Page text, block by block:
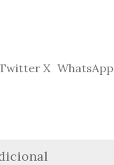
X WhatsApp